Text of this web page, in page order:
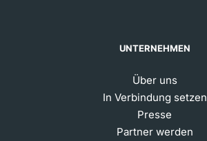
UNTERNEHMEN
Über uns
In Verbindung setzen
Presse
Partner werden